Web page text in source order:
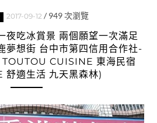
2017-09-12 / 949次瀏覽
夜吃冰賞景 兩個願望一次滿足
夢想街 台中市第四信用合作社-
TOUTOU CUISINE 東海民宿
舒適生活 九天黑森林)